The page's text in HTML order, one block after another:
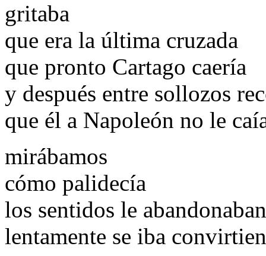
gritaba
que era la última cruzada
que pronto Cartago caería
y después entre sollozos
que él a Napoleón no le
mirábamos
cómo palidecía
los sentidos le abandonaban
lentamente se iba